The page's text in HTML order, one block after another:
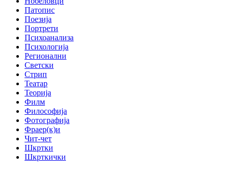
Патопис
Поезија
Портрети
Психоанализа
Психологија
Регионални
Светски
Стрип
Театар
Теорија
Филм
Философија
Фотографија
Фраер(к)и
Чит-чет
Шкртки
Шкрткички